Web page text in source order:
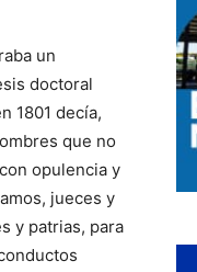
un
doctoral
1801 decía,
que no
opulencia y
jueces y
y patrias, para